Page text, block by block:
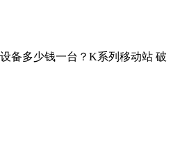
备多少钱一台？K系列移动站 破